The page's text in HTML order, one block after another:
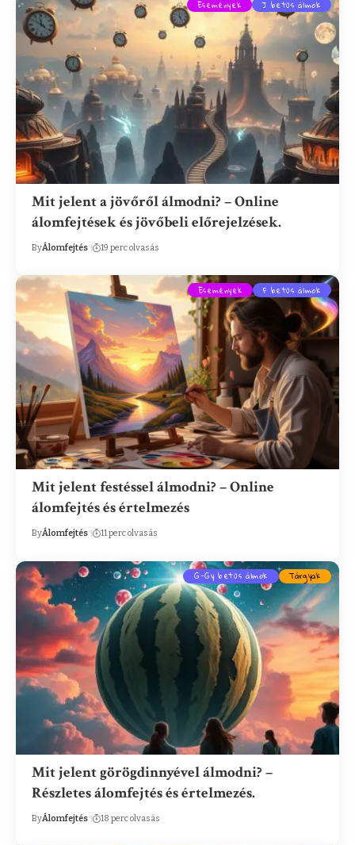
Események J betűs álmok
Mit jelent a jövőről álmodni? – Online
álomfejtések és jövőbeli előrejelzések.
ByÁlomfejtés 19 perc olvasás
Események F betűs álmok
Mit jelent festéssel álmodni? – Online
álomfejtés és értelmezés
ByÁlomfejtés 11 perc olvasás
G-Gy betűs álmok Tárgyak
Mit jelent görögdinnyével álmodni? –
Részletes álomfejtés és értelmezés.
ByÁlomfejtés 18 perc olvasás